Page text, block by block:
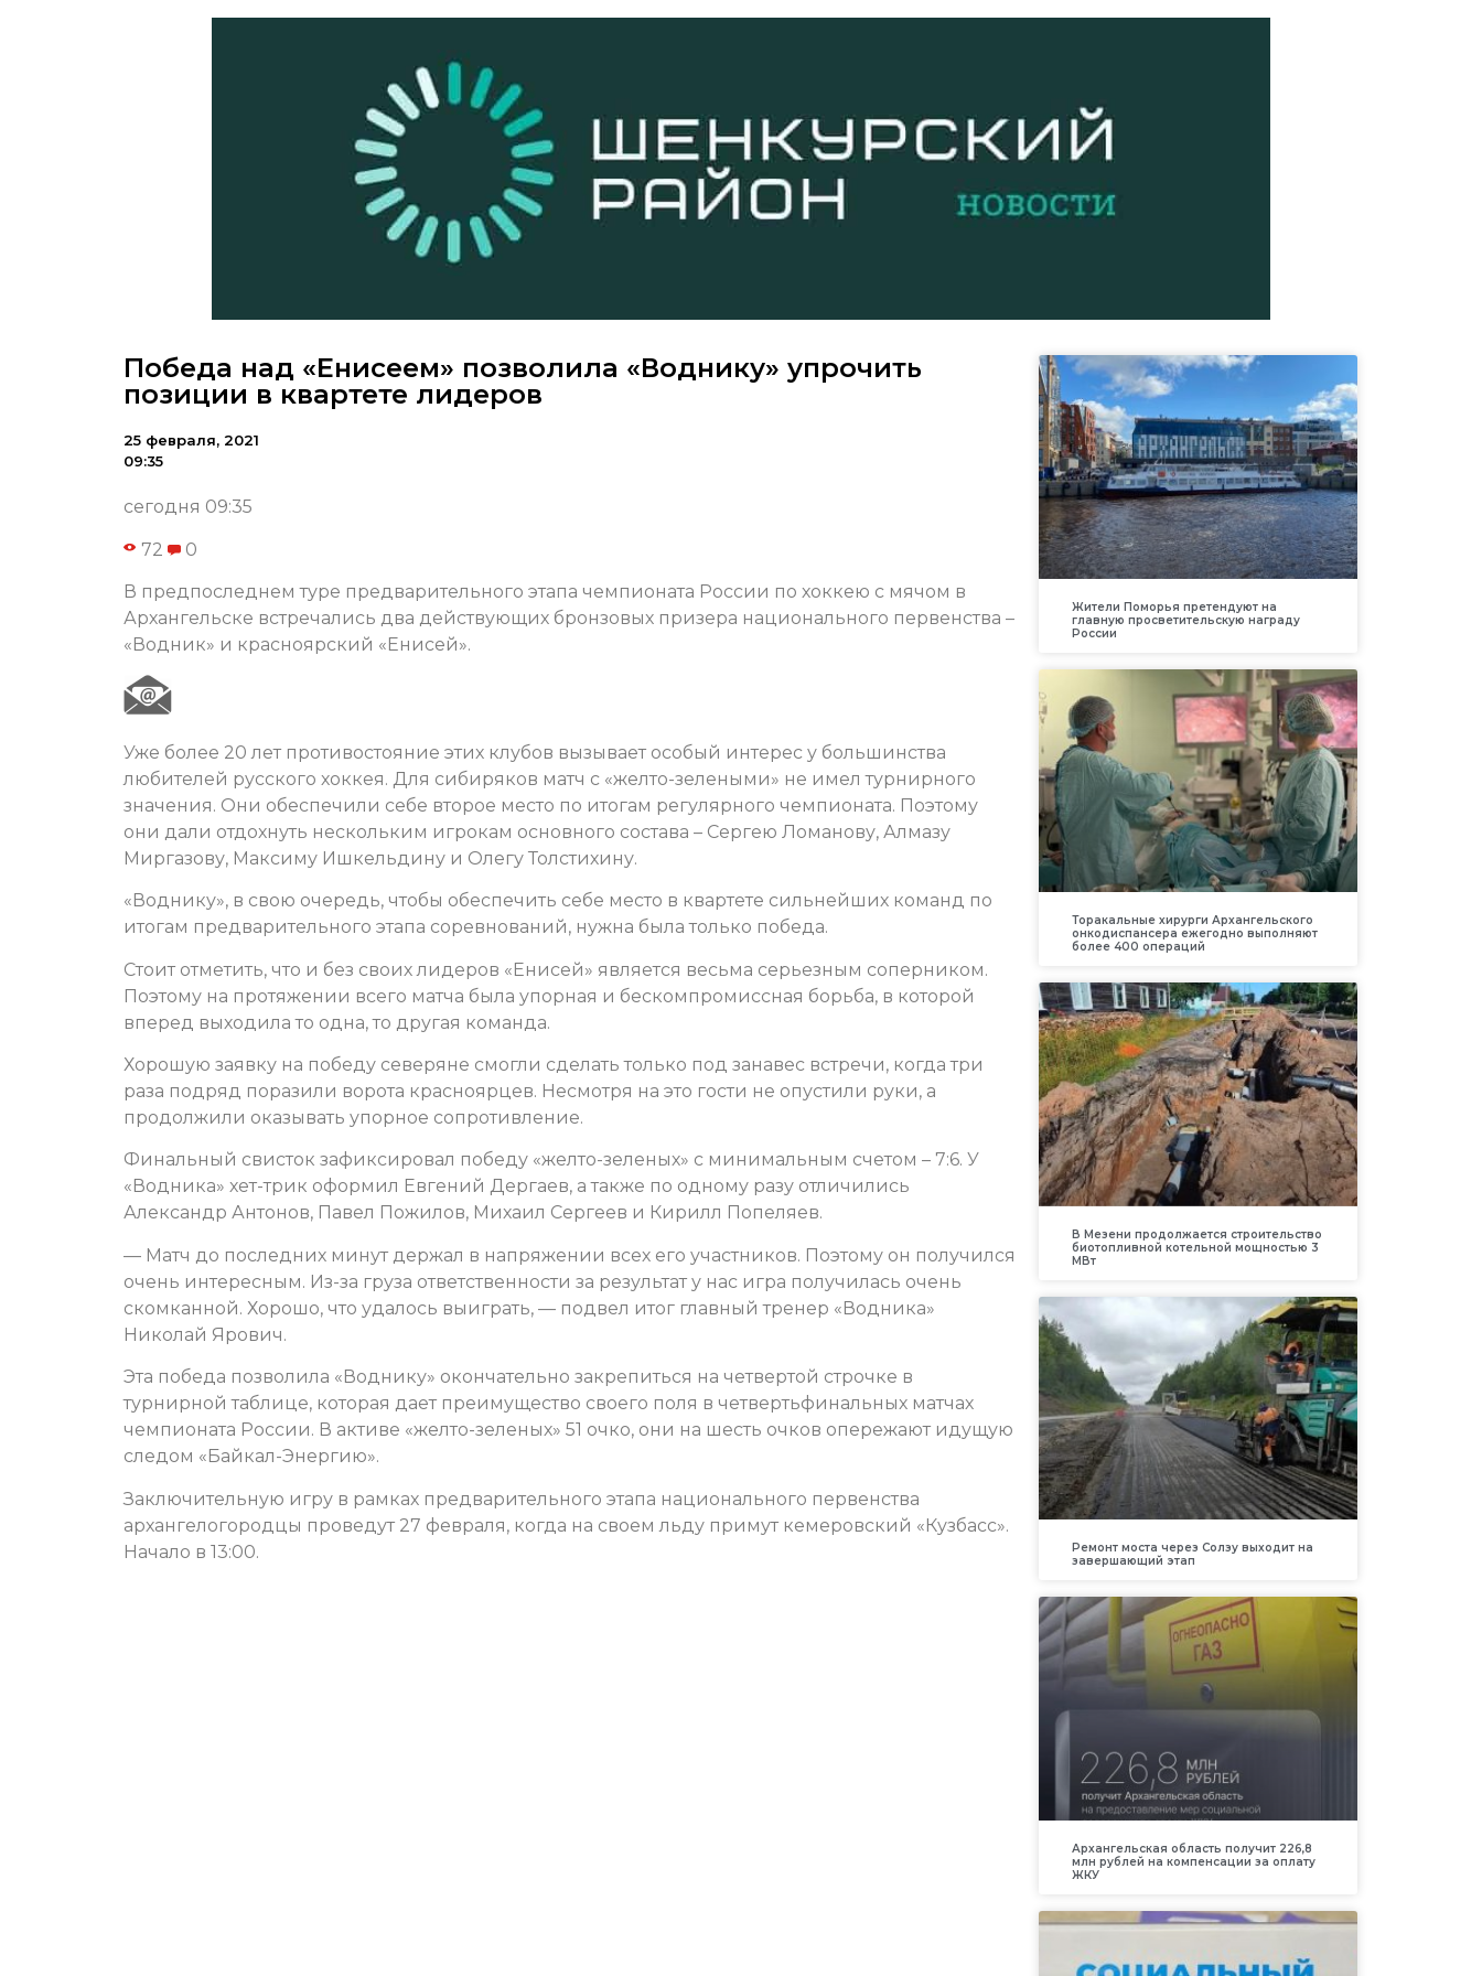
Победа над «Енисеем» позволила «Воднику» упрочить
позиции в квартете лидеров
25 февраля, 2021
09:35
сегодня 09:35
72 0
В предпоследнем туре предварительного этапа чемпионата России по хоккею с мячом в
Архангельске встречались два действующих бронзовых призера национального первенства –
«Водник» и красноярский «Енисей».
Уже более 20 лет противостояние этих клубов вызывает особый интерес у большинства
любителей русского хоккея. Для сибиряков матч с «желто-зелеными» не имел турнирного
значения. Они обеспечили себе второе место по итогам регулярного чемпионата. Поэтому
они дали отдохнуть нескольким игрокам основного состава – Сергею Ломанову, Алмазу
Миргазову, Максиму Ишкельдину и Олегу Толстихину.
«Воднику», в свою очередь, чтобы обеспечить себе место в квартете сильнейших команд по
итогам предварительного этапа соревнований, нужна была только победа.
Стоит отметить, что и без своих лидеров «Енисей» является весьма серьезным соперником.
Поэтому на протяжении всего матча была упорная и бескомпромиссная борьба, в которой
вперед выходила то одна, то другая команда.
Хорошую заявку на победу северяне смогли сделать только под занавес встречи, когда три
раза подряд поразили ворота красноярцев. Несмотря на это гости не опустили руки, а
продолжили оказывать упорное сопротивление.
Финальный свисток зафиксировал победу «желто-зеленых» с минимальным счетом – 7:6. У
«Водника» хет-трик оформил Евгений Дергаев, а также по одному разу отличились
Александр Антонов, Павел Пожилов, Михаил Сергеев и Кирилл Попеляев.
— Матч до последних минут держал в напряжении всех его участников. Поэтому он получился
очень интересным. Из-за груза ответственности за результат у нас игра получилась очень
скомканной. Хорошо, что удалось выиграть, — подвел итог главный тренер «Водника»
Николай Ярович.
Эта победа позволила «Воднику» окончательно закрепиться на четвертой строчке в
турнирной таблице, которая дает преимущество своего поля в четвертьфинальных матчах
чемпионата России. В активе «желто-зеленых» 51 очко, они на шесть очков опережают идущую
следом «Байкал-Энергию».
Заключительную игру в рамках предварительного этапа национального первенства
архангелогородцы проведут 27 февраля, когда на своем льду примут кемеровский «Кузбасс».
Начало в 13:00.
Жители Поморья претендуют на
главную просветительскую награду
России
Торакальные хирурги Архангельского
онкодиспансера ежегодно выполняют
более 400 операций
В Мезени продолжается строительство
биотопливной котельной мощностью 3
МВт
Ремонт моста через Солзу выходит на
завершающий этап
Архангельская область получит 226,8
млн рублей на компенсации за оплату
ЖКУ